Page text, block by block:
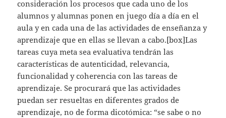
consideración los procesos que cada uno de los
alumnos y alumnas ponen en juego día a día en el
aula y en cada una de las actividades de enseñanza y
aprendizaje que en ellas se llevan a cabo.[box]Las
tareas cuya meta sea evaluativa tendrán las
características de autenticidad, relevancia,
funcionalidad y coherencia con las tareas de
aprendizaje. Se procurará que las actividades
puedan ser resueltas en diferentes grados de
aprendizaje, no de forma dicotómica: “se sabe o no